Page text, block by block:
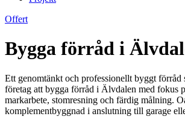
Offert
Bygga förråd i
Ett genomtänkt och professionellt byggt
företag att bygga förråd i Älvdalen med fokus
markarbete, stomresning och färdig målning.
komplementbyggnad i anslutning till garage